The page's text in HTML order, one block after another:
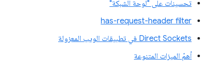
تحسينات على "لوحة الشبكة"
has-request-header filter
Direct Sockets في تطبيقات الويب المعزولة
أهمّ الميزات المتنوعة